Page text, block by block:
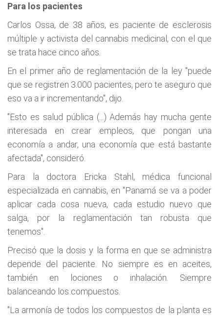
Para los pacientes
Carlos Ossa, de 38 años, es paciente de esclerosis
múltiple y activista del cannabis medicinal, con el que
se trata hace cinco años.
En el primer año de reglamentación de la ley "puede
que se registren 3.000 pacientes, pero te aseguro que
eso va a ir incrementando", dijo.
"Esto es salud pública (...) Además hay mucha gente
interesada en crear empleos, que pongan una
economía a andar, una economía que está bastante
afectada", consideró.
Para la doctora Ericka Stahl, médica funcional
especializada en cannabis, en "Panamá se va a poder
aplicar cada cosa nueva, cada estudio nuevo que
salga, por la reglamentación tan robusta que
tenemos".
Precisó que la dosis y la forma en que se administra
depende del paciente. No siempre es en aceites,
también en lociones o inhalación. Siempre
balanceando los compuestos.
"La armonía de todos los compuestos de la planta es